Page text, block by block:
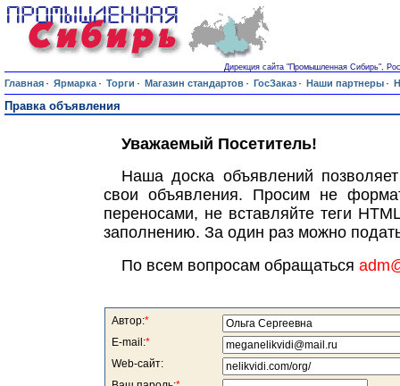
Дирекция сайта "Промышленная Сибирь",
Главная · Ярмарка · Торги · Магазин стандартов · ГосЗаказ · Наши партнеры ·
Правка объявления
Уважаемый Посетитель!
Наша доска объявлений
свои объявления. Просим не
переносами, не вставляйте теги
заполнению. За один раз можно
По всем вопросам обращаться
Автор:*
E-mail:*
Web-сайт: